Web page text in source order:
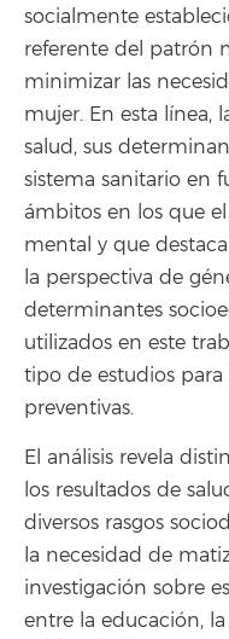
socialmente
referente del patrón
minimizar las
mujer. En esta línea,
salud, sus
sistema sanitario en
ámbitos en los que
mental y que
la perspectiva de
determinantes
utilizados en este
tipo de estudios
preventivas.
El análisis revela
los resultados de
diversos rasgos
la necesidad de
investigación sobre
entre la educación,